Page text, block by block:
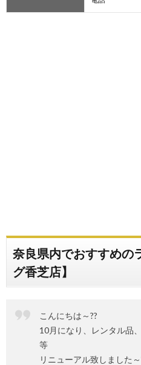
奈良県内でおすすめ
グ香芝店】
こんにちは～??
10月になり、レンタル品
等
リニューアル致しました～